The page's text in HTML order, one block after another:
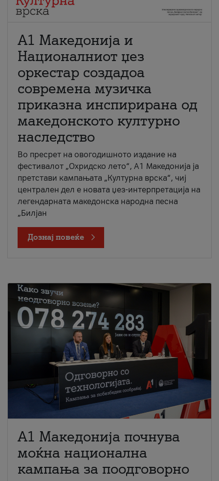
А1 Македонија и
Националниот џез
оркестар создадоа
современа музичка
приказна инспирирана од
македонското културно
наследство
Во пресрет на овогодишното издание на
фестивалот „Охридско лето“, А1 Македонија ја
претстави кампањата „Културна врска“, чиј
централен дел е новата џез-интерпретација на
легендарната македонска народна песна
„Билјан
Дознај повеќе
A1 Македонија почнува
моќна национална
кампања за поодговорно